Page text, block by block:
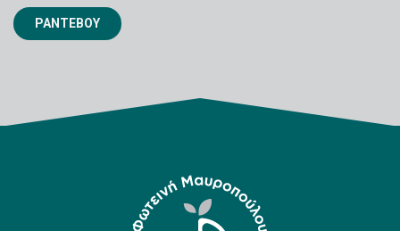
ΡΑΝΤΕΒΟΥ